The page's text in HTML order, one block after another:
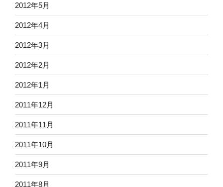
2012年5月
2012年4月
2012年3月
2012年2月
2012年1月
2011年12月
2011年11月
2011年10月
2011年9月
2011年8月